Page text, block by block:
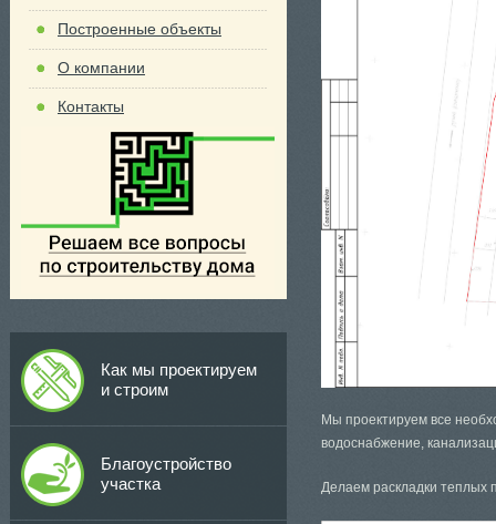
Построенные объекты
О компании
Контакты
Как мы проектируем
и строим
Благоустройство
участка
Мы проектируем все
водоснабжение,
Делаем раскладки теплых